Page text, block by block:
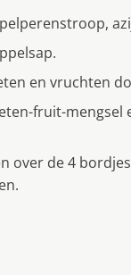
en vruchten
fruit-mengsel
over de 4